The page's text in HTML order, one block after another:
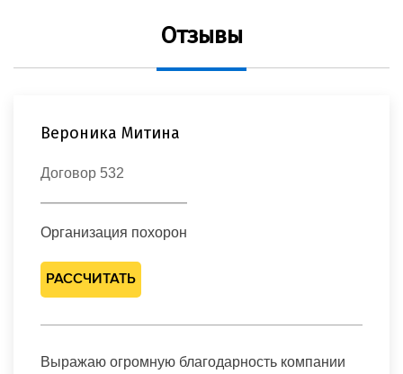
Отзывы
Галина Черная
Договор 125
Мемориальная плита
РАССЧИТАТЬ
Отдельную благодарность хочется выразить